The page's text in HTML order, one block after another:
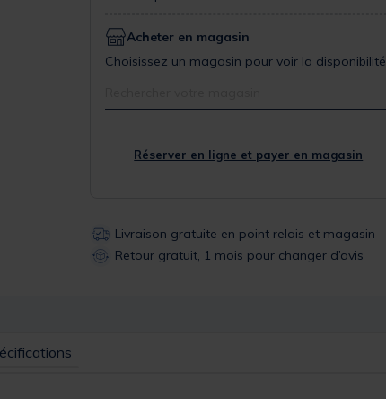
Acheter en magasin
Choisissez un magasin pour voir la disponibilité
Réserver en ligne et payer en magasin
Livraison gratuite en point relais et magasin
Retour gratuit, 1 mois pour changer d’avis